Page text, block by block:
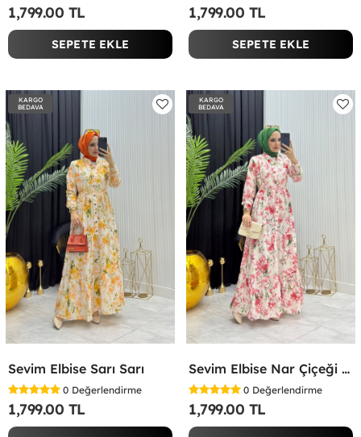
1,799.00 TL
SEPETE EKLE
1,799.00 TL
SEPETE EKLE
KARGO
BEDAVA
Sevim Elbise Sarı Sarı
0 Değerlendirme
1,799.00 TL
KARGO
BEDAVA
Sevim Elbise Nar Çiçeği Nar Çiçeği
0 Değerlendirme
1,799.00 TL